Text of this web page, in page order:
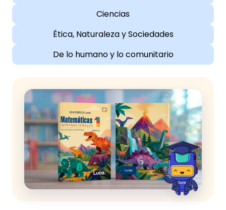
Ciencias
Ética, Naturaleza y Sociedades
De lo humano y lo comunitario